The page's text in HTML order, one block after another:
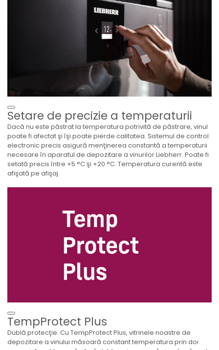
Setare de precizie a temperaturii
Dacă nu este păstrat la temperatura potrivită de păstrare, vinul
poate fi afectat şi îşi poate pierde calitatea. Sistemul de control
electronic precis asigură menţinerea constantă a temperaturii
necesare în aparatul de depozitare a vinurilor Liebherr. Poate fi
setată precis între +5 °C şi +20 °C. Temperatura curentă este
afişată pe afişaj.
TempProtect Plus
Dublă protecţie. Cu TempProtect Plus, vitrinele noastre de
depozitare a vinului măsoară constant temperatura prin doi